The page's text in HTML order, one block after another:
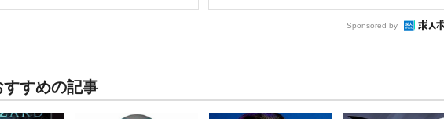
Sponsored by
すめの記事